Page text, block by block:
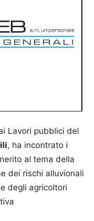
Lavori pubblici del
, ha incontrato i
al tema della
dei rischi alluvionali
degli agricoltori